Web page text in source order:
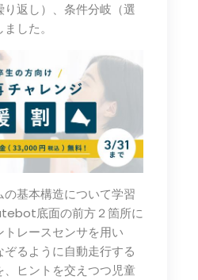
り返し）、条件分岐（選
した。
基本構造について学習
底面の前方２箇所に
レースセンサを用い
るように自動走行する
ヒントを交えつつ児童